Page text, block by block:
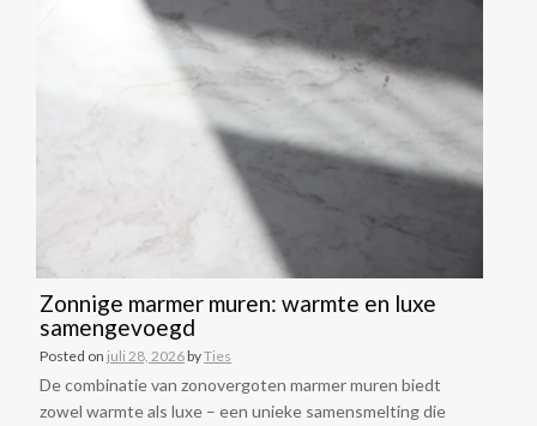
Zonnige marmer muren: warmte en luxe
samengevoegd
Posted on juli 28, 2026byTies
De combinatie van zonovergoten marmer muren biedt
zowel warmte als luxe – een unieke samensmelting die